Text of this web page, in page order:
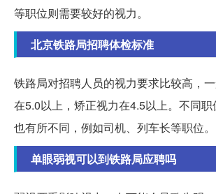
等职位则需要较好的视力。
北京铁路局招聘体检标准
铁路局对招聘人员的视力要求比较高，
在5.0以上，矫正视力在4.5以上。不同
也有所不同，例如司机、列车长等职位。
单眼弱视可以到铁路局应聘吗